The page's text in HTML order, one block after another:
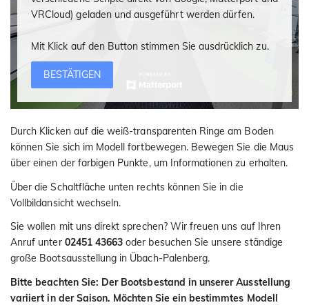
VRCloud) geladen und ausgeführt werden dürfen.
Mit Klick auf den Button stimmen Sie ausdrücklich zu.
BESTÄTIGEN
Durch Klicken auf die weiß-transparenten Ringe am Boden
können Sie sich im Modell fortbewegen. Bewegen Sie die Maus
über einen der farbigen Punkte, um Informationen zu erhalten.
Über die Schaltfläche unten rechts können Sie in die
Vollbildansicht wechseln.
Sie wollen mit uns direkt sprechen? Wir freuen uns auf Ihren
Anruf unter 02451 43663oder besuchen Sie unsere ständige
große Bootsausstellung in Übach-Palenberg.
Bitte beachten Sie: Der Bootsbestand in unserer Ausstellung
variiert in der Saison. Möchten Sie ein bestimmtes Modell